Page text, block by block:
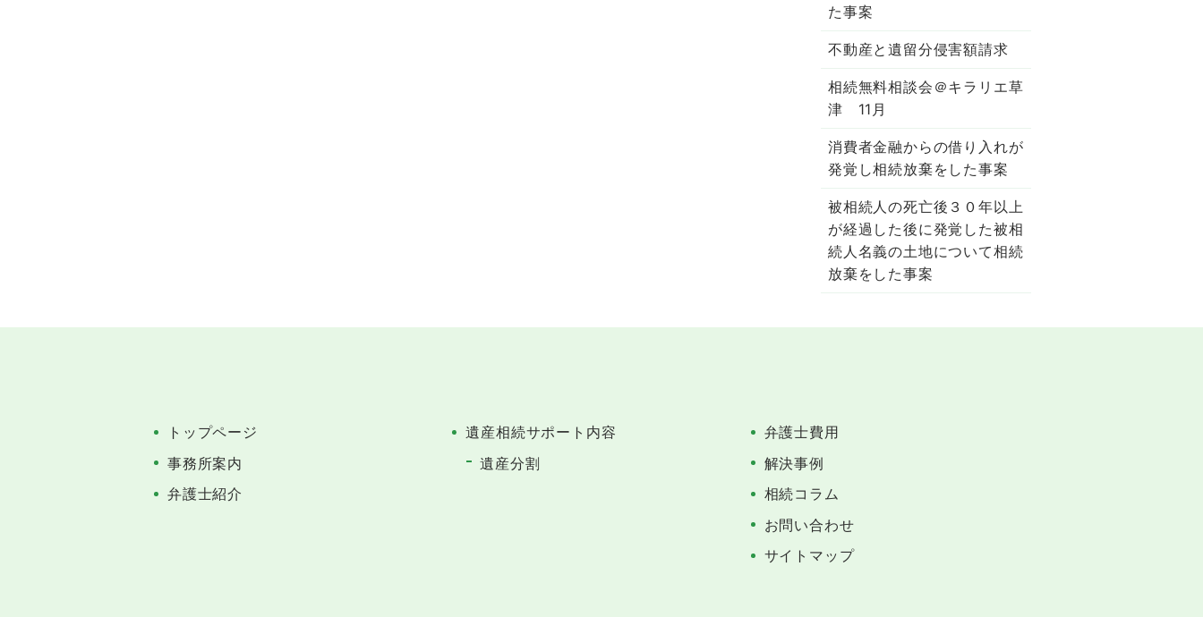
た事案
不動産と遺留分侵害額請求
相続無料相談会＠キラリエ草
津 11月
消費者金融からの借り入れが
発覚し相続放棄をした事案
被相続人の死亡後３０年以上
が経過した後に発覚した被相
続人名義の土地について相続
放棄をした事案
トップページ
事務所案内
弁護士紹介
遺産相続サポート内容
遺産分割
弁護士費用
解決事例
相続コラム
お問い合わせ
サイトマップ